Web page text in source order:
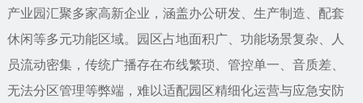
产业园汇聚多家高新企业，涵盖办公研发、生产制造、配套
休闲等多元功能区域。园区占地面积广、功能场景复杂、人
员流动密集，传统广播存在布线繁琐、管控单一、音质差、
无法分区管理等弊端，难以适配园区精细化运营与应急安防